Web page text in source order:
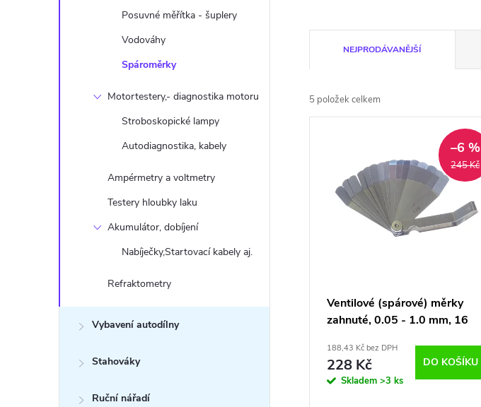
Posuvné měřítka - šuplery
Vodováhy
Spároměrky
Motortestery,- diagnostika motoru
Stroboskopické lampy
Autodiagnostika, kabely
Ampérmetry a voltmetry
Testery hloubky laku
Akumulátor, dobíjení
Nabíječky,Startovací kabely aj.
Refraktometry
Vybavení autodílny
Stahováky
Ruční nářadí
a
z
NEJPRODÁVANĚJŠÍ
5 položek celkem
245 Kč
–6 %
Ventilové (spárové) měrky
zahnuté, 0.05 - 1.0 mm, 16
188,43 Kč bez DPH
228 Kč
Skladem >3 ks
DO KOŠÍKU